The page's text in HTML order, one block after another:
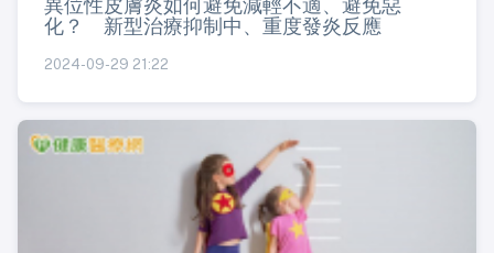
異位性皮膚炎如何避免減輕不適、避免惡
化？ 新型治療抑制中、重度發炎反應
2024-09-29 21:22